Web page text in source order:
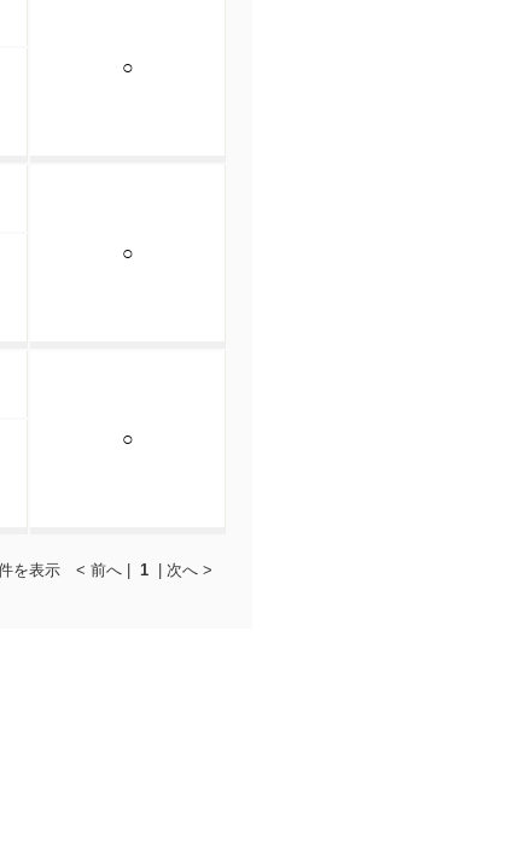
○
○
○
を表示 < 前へ | 1 | 次へ >